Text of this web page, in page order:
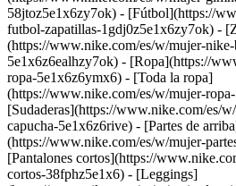
58jtoz5e1x6zy7ok) - [Fútbol](https://
futbol-zapatillas-1gdj0z5e1x6zy7ok) -
(https://www.nike.com/es/w/mujer-
5e1x6z6ealhzy7ok) - [Ropa](https://
ropa-5e1x6z6ymx6) - [Toda la ropa]
(https://www.nike.com/es/w/mujer-
[Sudaderas](https://www.nike.com/es/
capucha-5e1x6z6rive) - [Partes de
(https://www.nike.com/es/w/mujer-
[Pantalones cortos](https://
cortos-38fphz5e1x6) - [Leggings]